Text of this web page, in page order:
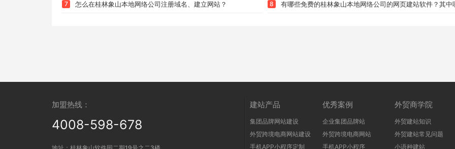
7 怎么在桂林象山本地网络公司注册域名、建立网站？ 8 有哪些免费的桂林象山本地网络公司的网页建站软件？其中哪款比较好用
加盟热线：
4008-598-678
建站产品
集团品牌网站建设
外贸跨境电商网站建设
手机APP小程序定制
优秀案例
企业集团品牌站
外贸跨境电商网站
手机APP小程序
外贸商学院
外贸建站知识
外贸建站常见问题
小语种建站